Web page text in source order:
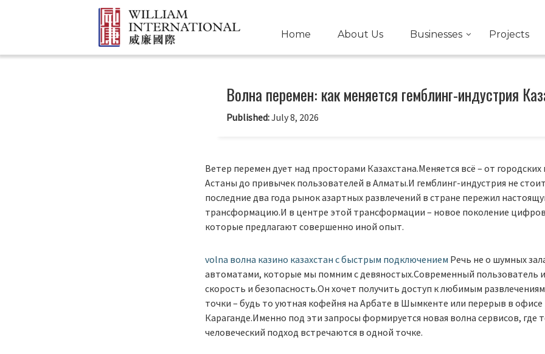
Home About Us Businesses Projects
Волна перемен: как меняется гемблинг-индустрия
Published:July 8, 2026
Ветер перемен дует над просторами Казахстана.Меняется всё – от городских
Астаны до привычек пользователей в Алматы.И гемблинг-индустрия не
последние два года рынок азартных развлечений в стране пережил
трансформацию.И в центре этой трансформации – новое поколение
которые предлагают совершенно иной опыт.
volna волна казино казахстан с быстрым подключением Речь не о шумных
автоматами, которые мы помним с девяностых.Современный пользователь
скорость и безопасность.Он хочет получить доступ к любимым
точки – будь то уютная кофейня на Арбате в Шымкенте или перерыв в офисе
Караганде.Именно под эти запросы формируется новая волна сервисов, где
человеческий подход встречаются в одной точке.